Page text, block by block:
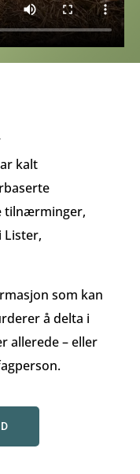
kalt
tilnærminger,
Lister,
som kan
å delta i
allerede – eller